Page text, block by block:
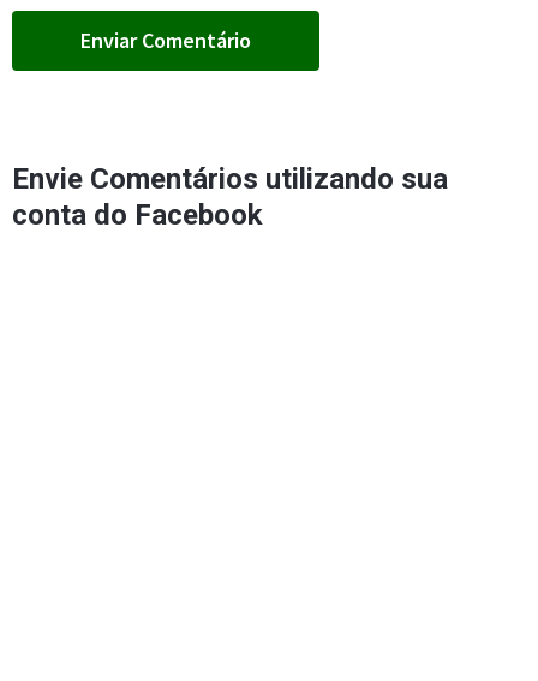
Envie Comentários utilizando sua
conta do Facebook